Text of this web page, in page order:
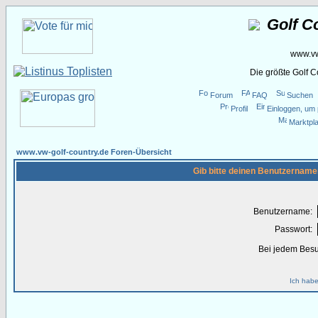
Golf
Die größte Golf
Forum FAQ
Suchen
Profil
Einloggen,
www.vw-golf-country.de Foren-Übersicht
Gib bitte deinen
Benutzername:
Passwort:
Bei jedem
Ich